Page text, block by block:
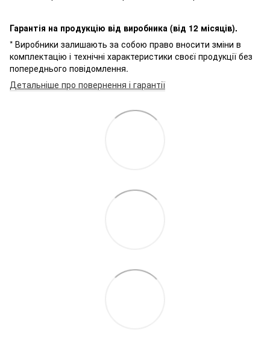
Гарантія на продукцію від виробника (від 12 місяців).
* Виробники залишають за собою право вносити зміни в
комплектацію і технічні характеристики своєї продукції без
попереднього повідомлення.
Детальніше про повернення і гарантії